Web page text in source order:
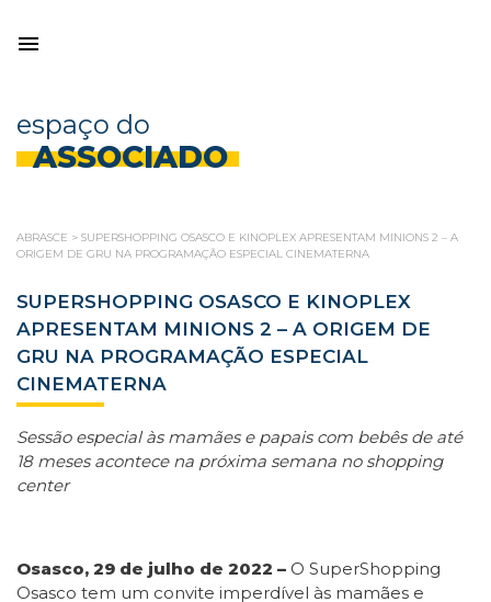
espaço do
ASSOCIADO
ABRASCE > SUPERSHOPPING OSASCO E KINOPLEX APRESENTAM MINIONS 2 – A
ORIGEM DE GRU NA PROGRAMAÇÃO ESPECIAL CINEMATERNA
SUPERSHOPPING OSASCO E KINOPLEX
APRESENTAM MINIONS 2 – A ORIGEM DE
GRU NA PROGRAMAÇÃO ESPECIAL
CINEMATERNA
Sessão especial às mamães e papais com bebês de até
18 meses acontece na próxima semana no shopping
center
Osasco, 29 de julho de 2022 – O SuperShopping
Osasco tem um convite imperdível às mamães e